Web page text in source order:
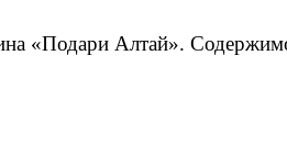
«Подари Алтай».